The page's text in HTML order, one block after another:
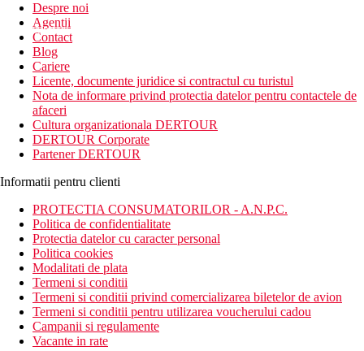
newsletter!
Despre noi
Agentii
Contact
Blog
Cariere
Licente, documente juridice si contractul cu turistul
Nota de informare privind protectia datelor pentru contactele de
afaceri
Cultura organizationala DERTOUR
DERTOUR Corporate
Partener DERTOUR
Informatii pentru clienti
PROTECTIA CONSUMATORILOR - A.N.P.C.
Politica de confidentialitate
Protectia datelor cu caracter personal
Politica cookies
Modalitati de plata
Termeni si conditii
Termeni si conditii privind comercializarea biletelor de avion
Termeni si conditii pentru utilizarea voucherului cadou
Campanii si regulamente
Vacante in rate